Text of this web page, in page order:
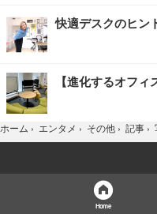
快適デスクのヒン
【進化するオフィ
ホーム › エンタメ › その他 › 記事 ›
Home